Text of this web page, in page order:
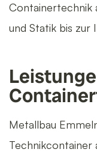
Containertechnik
und Statik bis zur
Metallbau
Technikcontainer